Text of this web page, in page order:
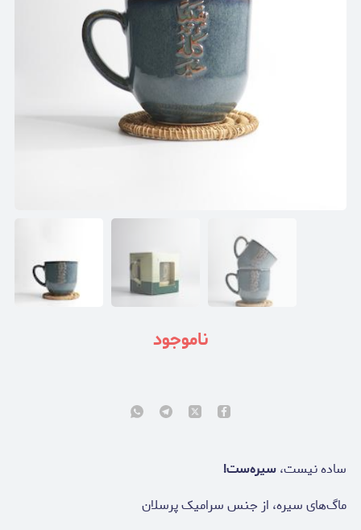
ناموجود
ساده نیست،سیره‌ست!
ماگ‌های سیره، از جنس سرامیک پرسلان